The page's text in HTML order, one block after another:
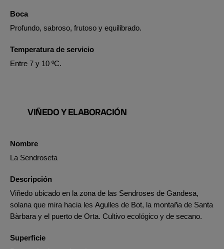
Boca
Profundo, sabroso, frutoso y equilibrado.
Temperatura de servicio
Entre 7 y 10 ºC.
VIÑEDO Y ELABORACIÓN
Nombre
La Sendroseta
Descripción
Viñedo ubicado en la zona de las Sendroses de Gandesa,
solana que mira hacia les Agulles de Bot, la montaña de Santa
Bàrbara y el puerto de Orta. Cultivo ecológico y de secano.
Superficie